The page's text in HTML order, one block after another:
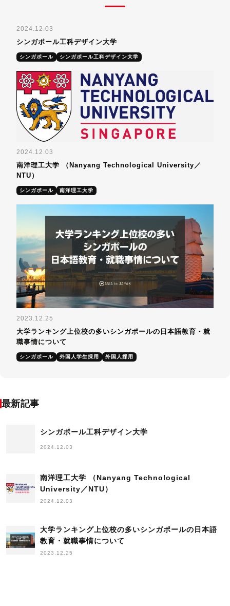
2024.12.03
シンガポール工科デザイン大学
シンガポール シンガポール工科デザイン大学
2024.12.03
南洋理工大学 （Nanyang Technological University／
NTU）
シンガポール 南洋理工大学
2023.12.25
大学ランキング上位校の多いシンガポールの日本語教育・就
職事情について
シンガポール 外国人学生採用 外国人採用
最新記事
シンガポール工科デザイン大学
2024.12.03
南洋理工大学 （Nanyang Technological
University／NTU）
2024.12.03
大学ランキング上位校の多いシンガポールの日本語
教育・就職事情について
2023.12.25